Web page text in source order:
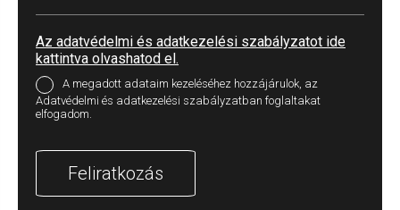
Az adatvédelmi és adatkezelési szabályzatot ide
kattintva olvashatod el.
A megadott adataim kezeléséhez hozzájárulok, az
Adatvédelmi és adatkezelési szabályzatban foglaltakat
elfogadom.
Feliratkozás